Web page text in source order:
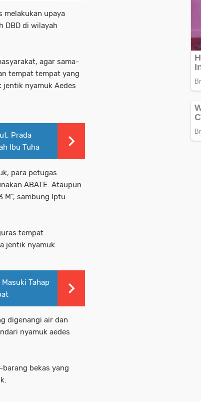
melakukan upaya
DBD di wilayah
agar sama-
tempat tempat yang
nyamuk Aedes
Prada
Ibu Tuha
para petugas
ABATE. Ataupun
M”, sambung Iptu
tempat
jentik nyamuk.
Tahap
digenangi air dan
nyamuk aedes
bekas yang